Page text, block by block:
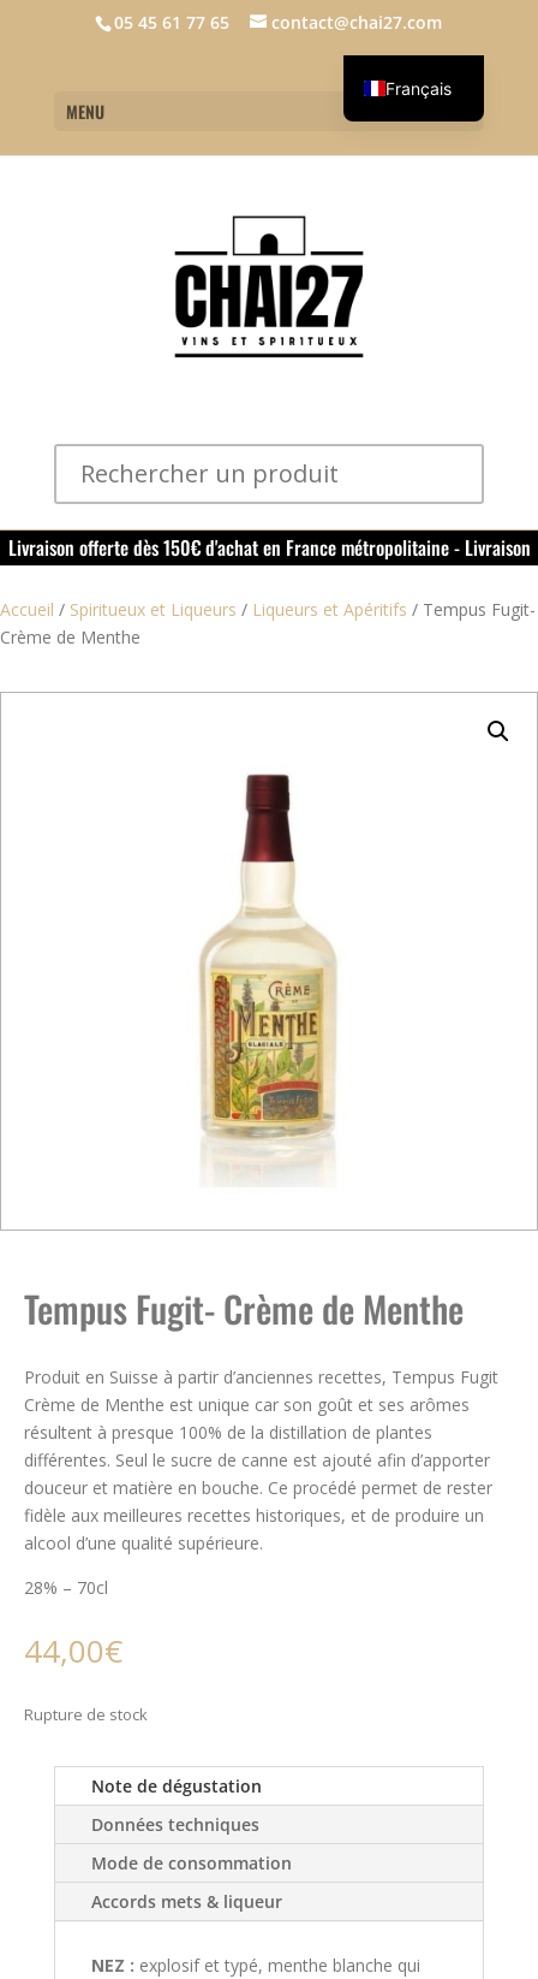
05 45 61 77 65 contact@chai27.com
MENU
Livraison offerte dès 150€ d'achat en France métropolitaine - Livraison
offerte dans le rouillacais (16) dès 50€ d'achat
Accueil / Spiritueux et Liqueurs / Liqueurs et Apéritifs / Tempus Fugit-
Crème de Menthe
Tempus Fugit- Crème de Menthe
Produit en Suisse à partir d’anciennes recettes, Tempus Fugit
Crème de Menthe est unique car son goût et ses arômes
résultent à presque 100% de la distillation de plantes
différentes. Seul le sucre de canne est ajouté afin d’apporter
douceur et matière en bouche. Ce procédé permet de rester
fidèle aux meilleures recettes historiques, et de produire un
alcool d’une qualité supérieure.
28% – 70cl
44,00€
Rupture de stock
Note de dégustation
Données techniques
Mode de consommation
Accords mets & liqueur
NEZ : explosif et typé, menthe blanche qui
Français
English